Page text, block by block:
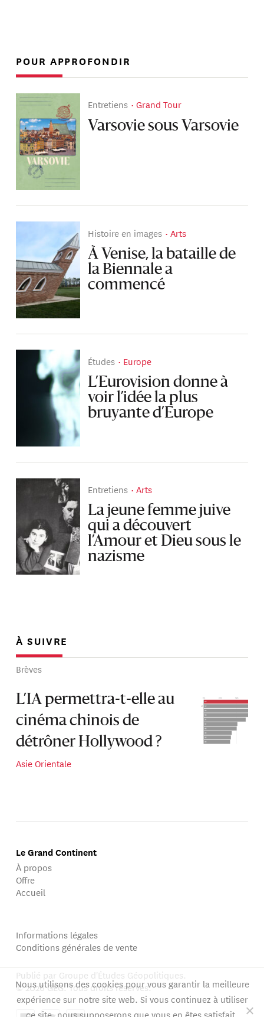
POUR APPROFONDIR
Entretiens Grand Tour
Varsovie sous Varsovie
Histoire en images Arts
À Venise, la bataille de
la Biennale a
commencé
Études Europe
L’Eurovision donne à
voir l’idée la plus
bruyante d’Europe
Entretiens Arts
La jeune femme juive
qui a découvert
l’Amour et Dieu sous le
nazisme
À SUIVRE
Brèves
L’IA permettra-t-elle au
cinéma chinois de
détrôner Hollywood ?
Asie Orientale
Le Grand Continent
À propos
Offre
Accueil
Informations légales
Conditions générales de vente
Publié par Groupe d'Études Géopolitiques.
© 2026 GEG. Tous droits réservés.
Nous utilisons des cookies pour vous garantir la meilleure
expérience sur notre site web. Si vous continuez à utiliser